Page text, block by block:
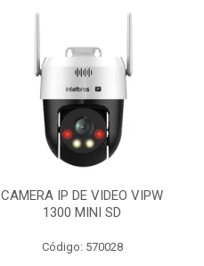
CAMERA IP DE VIDEO VIPW
1300 MINI SD
Código: 570028